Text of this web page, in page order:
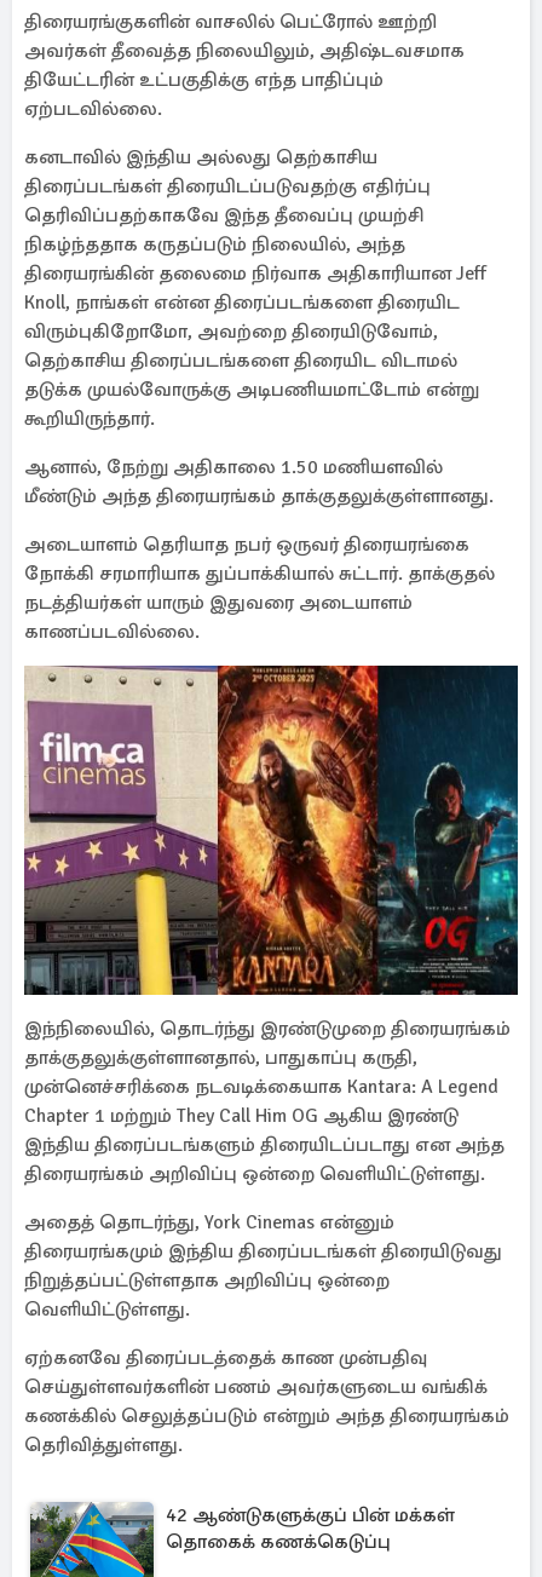
திரையரங்குகளின் வாசலில் பெட்ரோல் ஊற்றி
அவர்கள் தீவைத்த நிலையிலும், அதிஷ்டவசமாக
தியேட்டரின் உட்பகுதிக்கு எந்த பாதிப்பும்
ஏற்படவில்லை.
கனடாவில் இந்திய அல்லது தெற்காசிய
திரைப்படங்கள் திரையிடப்படுவதற்கு எதிர்ப்பு
தெரிவிப்பதற்காகவே இந்த தீவைப்பு முயற்சி
நிகழ்ந்ததாக கருதப்படும் நிலையில், அந்த
திரையரங்கின் தலைமை நிர்வாக அதிகாரியான Jeff
Knoll, நாங்கள் என்ன திரைப்படங்களை திரையிட
விரும்புகிறோமோ, அவற்றை திரையிடுவோம்,
தெற்காசிய திரைப்படங்களை திரையிட விடாமல்
தடுக்க முயல்வோருக்கு அடிபணியமாட்டோம் என்று
கூறியிருந்தார்.
ஆனால், நேற்று அதிகாலை 1.50 மணியளவில்
மீண்டும் அந்த திரையரங்கம் தாக்குதலுக்குள்ளானது.
அடையாளம் தெரியாத நபர் ஒருவர் திரையரங்கை
நோக்கி சரமாரியாக துப்பாக்கியால் சுட்டார். தாக்குதல்
நடத்தியர்கள் யாரும் இதுவரை அடையாளம்
காணப்படவில்லை.
இந்நிலையில், தொடர்ந்து இரண்டுமுறை திரையரங்கம்
தாக்குதலுக்குள்ளானதால், பாதுகாப்பு கருதி,
முன்னெச்சரிக்கை நடவடிக்கையாக Kantara: A Legend
Chapter 1 மற்றும் They Call Him OG ஆகிய இரண்டு
இந்திய திரைப்படங்களும் திரையிடப்படாது என அந்த
திரையரங்கம் அறிவிப்பு ஒன்றை வெளியிட்டுள்ளது.
அதைத் தொடர்ந்து, York Cinemas என்னும்
திரையரங்கமும் இந்திய திரைப்படங்கள் திரையிடுவது
நிறுத்தப்பட்டுள்ளதாக அறிவிப்பு ஒன்றை
வெளியிட்டுள்ளது.
ஏற்கனவே திரைப்படத்தைக் காண முன்பதிவு
செய்துள்ளவர்களின் பணம் அவர்களுடைய வங்கிக்
கணக்கில் செலுத்தப்படும் என்றும் அந்த திரையரங்கம்
தெரிவித்துள்ளது.
42 ஆண்டுகளுக்குப் பின் மக்கள்
தொகைக் கணக்கெடுப்பு